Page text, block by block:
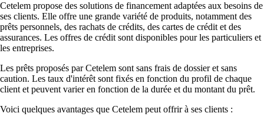
Cetelem propose des solutions de financement adaptées aux besoins de
ses clients. Elle offre une grande variété de produits, notamment des
prêts personnels, des rachats de crédits, des cartes de crédit et des
assurances. Les offres de crédit sont disponibles pour les particuliers et
les entreprises.
Les prêts proposés par Cetelem sont sans frais de dossier et sans
caution. Les taux d'intérêt sont fixés en fonction du profil de chaque
client et peuvent varier en fonction de la durée et du montant du prêt.
Voici quelques avantages que Cetelem peut offrir à ses clients :